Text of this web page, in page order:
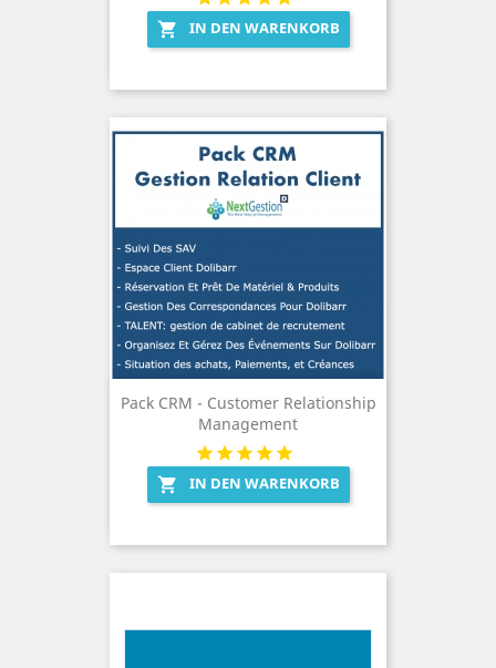
 IN DEN WARENKORB
Pack CRM - Customer Relationship
Management
 IN DEN WARENKORB